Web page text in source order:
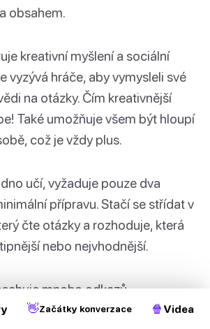
obsahem.
kreativní myšlení a sociální
vyzývá hráče, aby vymysleli své
na otázky. Čím kreativnější
Také umožňuje všem být hloupí
což je vždy plus.
učí, vyžaduje pouze dva
přípravu. Stačí se střídat v
čte otázky a rozhoduje, která
nebo nejvhodnější.
mnoho odkazů
takže někteří hráči z jiných
👋Začátky konverzace 🍿 Videa